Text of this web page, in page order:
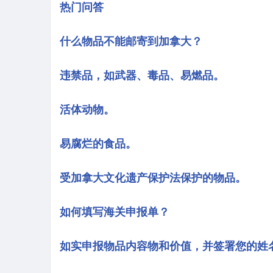
热门问答
什么物品不能邮寄到加拿大？
违禁品，如武器、毒品、易燃品。
活体动物。
易腐烂的食品。
受加拿大文化遗产保护法保护的物品。
如何填写海关申报单？
如实申报物品内容物和价值，并签署您的姓